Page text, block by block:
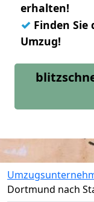
erhalten!
✓ Finden
Umzug!
Dortmund nach